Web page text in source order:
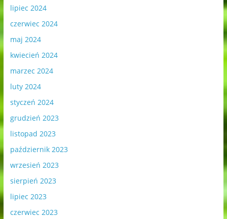
lipiec 2024
czerwiec 2024
maj 2024
kwiecień 2024
marzec 2024
luty 2024
styczeń 2024
grudzień 2023
listopad 2023
październik 2023
wrzesień 2023
sierpień 2023
lipiec 2023
czerwiec 2023